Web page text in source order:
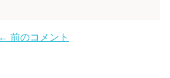
← 前のコメント